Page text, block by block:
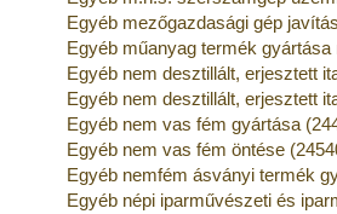
Egyéb mezőgazdasági gép
Egyéb műanyag termék gyártása
Egyéb nem desztillált, erjesztett
Egyéb nem desztillált, erjesztett
Egyéb nem vas fém gyártása
Egyéb nem vas fém öntése
Egyéb nemfém ásványi termék
Egyéb népi iparművészeti és